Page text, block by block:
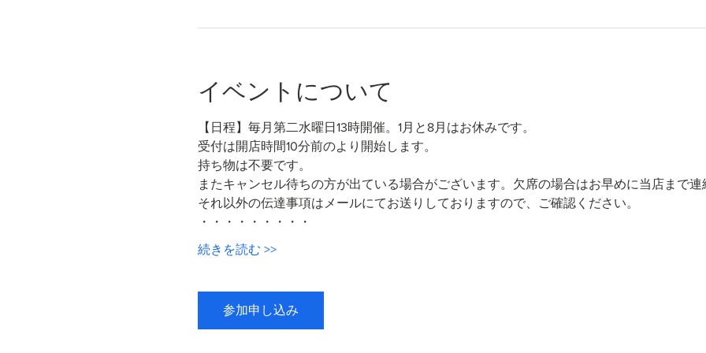
イベントについて
【日程】毎月第二水曜日13時開催。1月と8月はお休みです。
受付は開店時間10分前のより開始します。
持ち物は不要です。
またキャンセル待ちの方が出ている場合がございます。欠席の場合はお早めに当店まで連
それ以外の伝達事項はメールにてお送りしておりますので、ご確認ください。
・・・・・・・・・
続きを読む >>
参加申し込み